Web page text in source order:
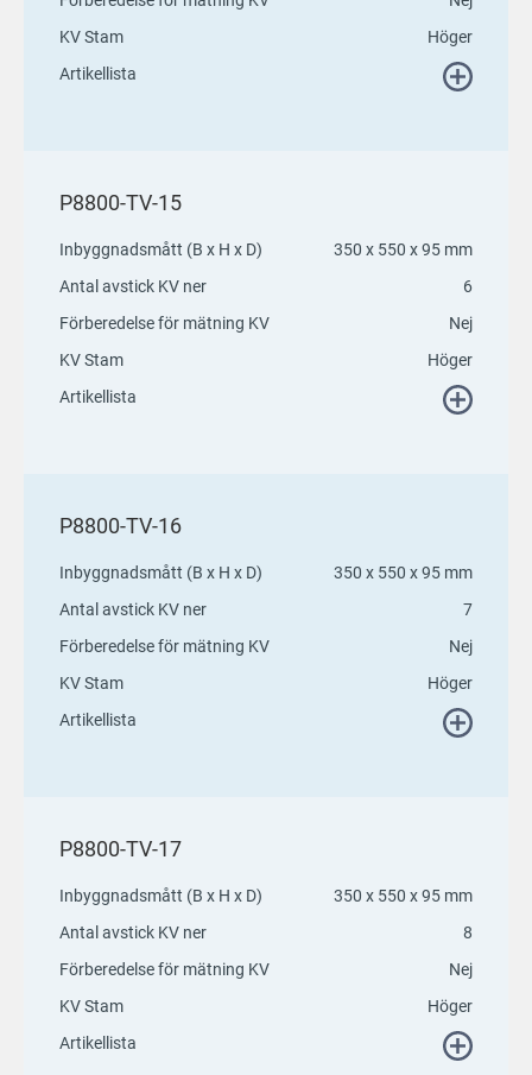
KV Stam
Höger
Artikellista
P8800-TV-15
Inbyggnadsmått (B x H x D)
350 x 550 x 95 mm
Antal avstick KV ner
6
Förberedelse för mätning KV
Nej
KV Stam
Höger
Artikellista
P8800-TV-16
Inbyggnadsmått (B x H x D)
350 x 550 x 95 mm
Antal avstick KV ner
7
Förberedelse för mätning KV
Nej
KV Stam
Höger
Artikellista
P8800-TV-17
Inbyggnadsmått (B x H x D)
350 x 550 x 95 mm
Antal avstick KV ner
8
Förberedelse för mätning KV
Nej
KV Stam
Höger
Artikellista